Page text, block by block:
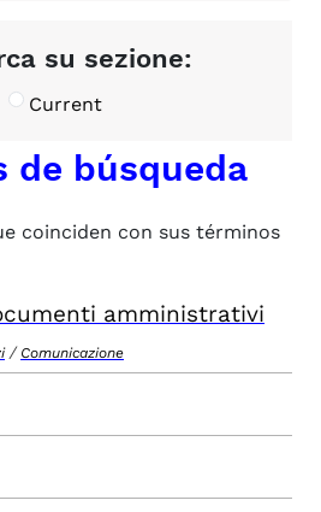
su sezione:
Current
de búsqueda
coinciden con sus términos
amministrativi
/ Comunicazione